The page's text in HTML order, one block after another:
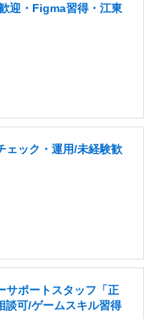
迎・Figma習得・江東
ェック・運用/未経験歓
サポートスタッフ「正
談可/ゲームスキル習得